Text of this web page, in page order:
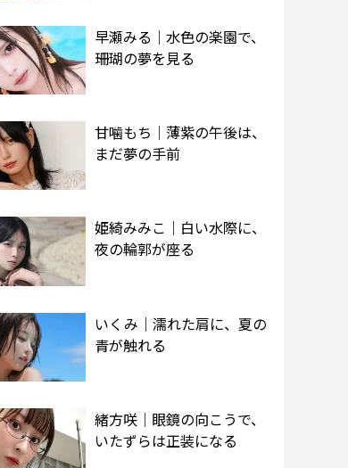
早瀬みる｜水色の楽園で、
珊瑚の夢を見る
甘噛もち｜薄紫の午後は、
まだ夢の手前
姫綺みみこ｜白い水際に、
夜の輪郭が座る
いくみ｜濡れた肩に、夏の
青が触れる
緒方咲｜眼鏡の向こうで、
いたずらは正装になる